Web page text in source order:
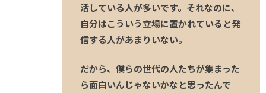
活している人が多いです。それなのに、
自分はこういう立場に置かれていると発
信する人があまりいない。
だから、僕らの世代の人たちが集まった
ら面白いんじゃないかなと思ったんで